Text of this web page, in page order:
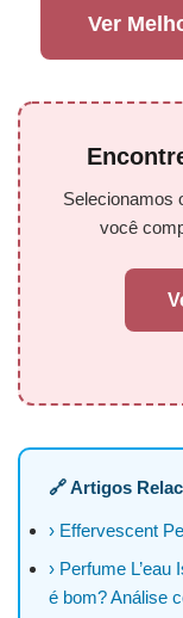
Ver
Selecionamos
você
🔗 Artigos
› Effervescent
› Perfume
é bom? Análise